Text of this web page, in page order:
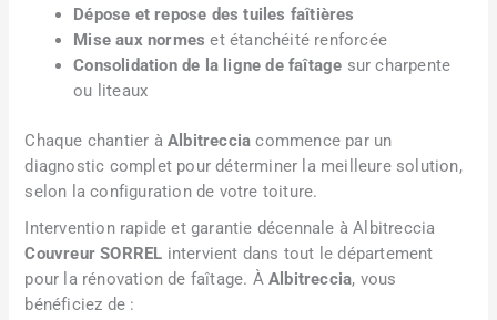
Dépose et repose des tuiles faîtières
Mise aux normes et étanchéité renforcée
Consolidation de la ligne de faîtage sur charpente
ou liteaux
Chaque chantier àAlbitreccia commence par un
diagnostic complet pour déterminer la meilleure solution,
selon la configuration de votre toiture.
Intervention rapide et garantie décennale à Albitreccia
Couvreur SORREL intervient dans tout le département
pour la rénovation de faîtage. ÀAlbitreccia, vous
bénéficiez de :